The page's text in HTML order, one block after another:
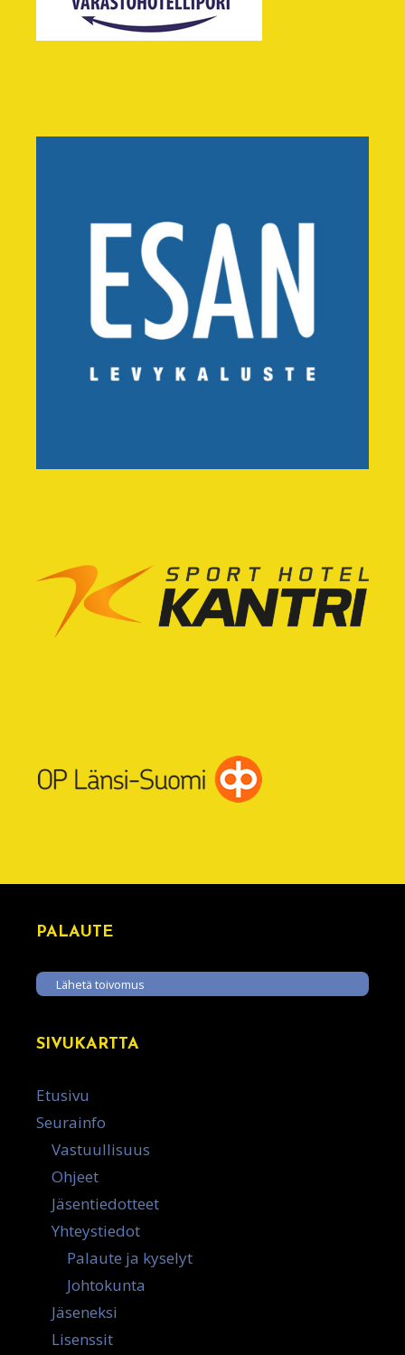
PALAUTE
Lähetä toivomus
SIVUKARTTA
Etusivu
Seurainfo
Vastuullisuus
Ohjeet
Jäsentiedotteet
Yhteystiedot
Palaute ja kyselyt
Johtokunta
Jäseneksi
Lisenssit